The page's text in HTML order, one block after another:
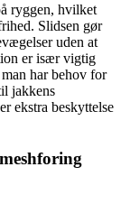
ryggen, hvilket
Slidsen gør
uden at
er især vigtig
har behov for
jakkens
ekstra beskyttelse